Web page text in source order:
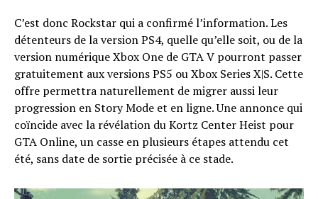
C’est donc Rockstar qui a confirmé l’information. Les
détenteurs de la version PS4, quelle qu’elle soit, ou de la
version numérique Xbox One de GTA V pourront passer
gratuitement aux versions PS5 ou Xbox Series X|S. Cette
offre permettra naturellement de migrer aussi leur
progression en Story Mode et en ligne. Une annonce qui
coïncide avec la révélation du Kortz Center Heist pour
GTA Online, un casse en plusieurs étapes attendu cet
été, sans date de sortie précisée à ce stade.